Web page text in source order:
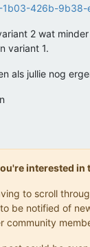
2 wat
variant 1.
als jullie nog
interested
to scroll
be notified of
community